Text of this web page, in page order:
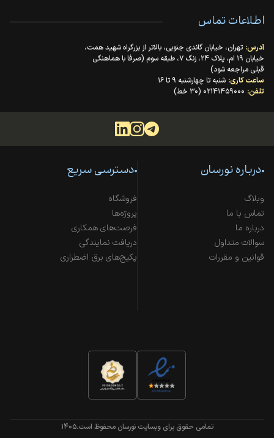
اطلاعات تماس
آدرس: تهران، خیابان گاندی جنوبی، بالاتر از بزرگراه شهید همت،
خیابان ۱۹ ام، پلاک ۲۴، زنگ ۷، طبقه سوم (صرفا با هماهنگی
قبلی مراجعه شود)
ساعت کاری: شنبه تا چهارشنبه ۹ تا ۱۶
تلفن: ۰۲۱۴۱۴۵۹۰۰۰ (۳۰ خط)
درباره نورسان
وبلاگ
تماس با ما
درباره ما
سوالات متداول
قوانین و مقررات
دسترسی سریع
فروشگاه
پروژه‌ها
فرصت‌های همکاری
دریافت نمایندگی
پکیج‌های برق اضطراری
تمامی حقوق برای وبسایت نورسان محفوظ است.۱۴۰۵